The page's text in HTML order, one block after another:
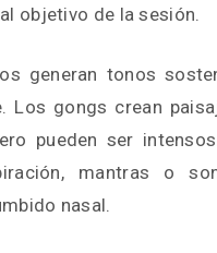
objetivo de la sesión.
generan tonos
Los gongs crean
pueden ser
mantras o
nasal.